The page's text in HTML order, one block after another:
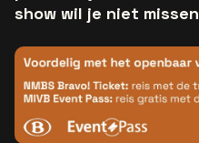
show wil je niet